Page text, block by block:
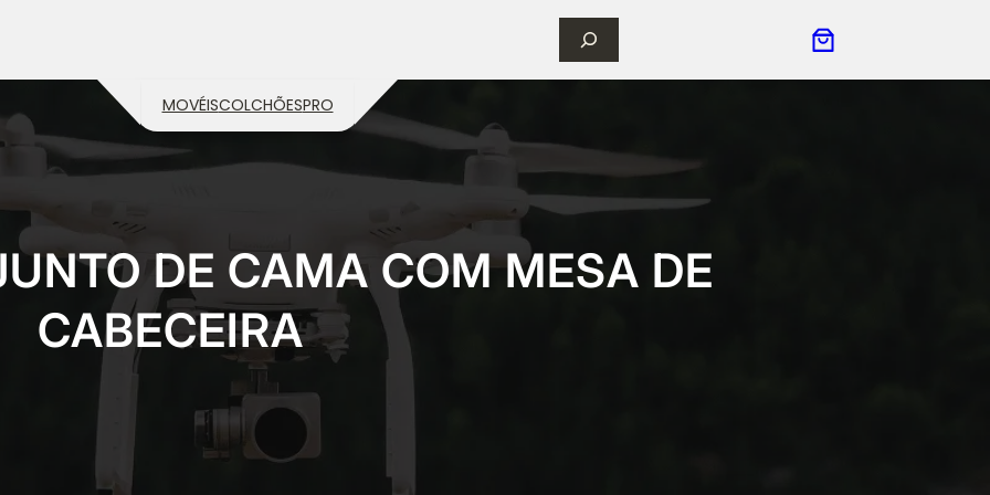
MOVÉISCOLCHÕESPRO
DE CAMA COM MESA DE
CABECEIRA